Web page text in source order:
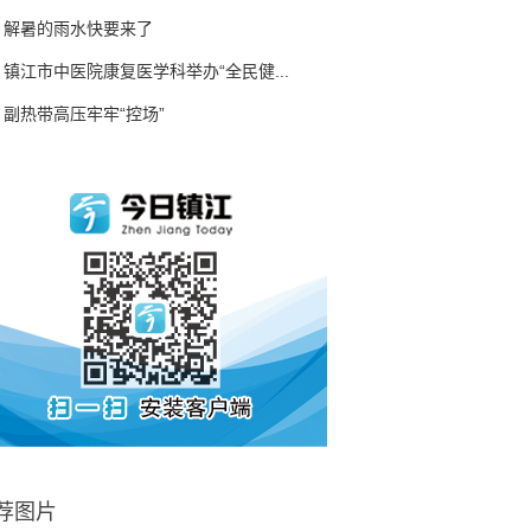
解暑的雨水快要来了
镇江市中医院康复医学科举办“全民健...
副热带高压牢牢“控场”
图片